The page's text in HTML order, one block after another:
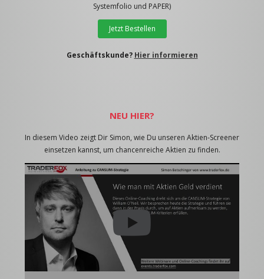
Systemfolio und PAPER)
Jetzt Bestellen
Geschäftskunde? Hier informieren
NEU HIER?
In diesem Video zeigt Dir Simon, wie Du unseren Aktien-Screener
einsetzen kannst, um chancenreiche Aktien zu finden.